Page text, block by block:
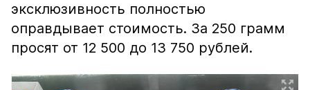
эксклюзивность полностью
оправдывает стоимость. За 250 грамм
просят от 12 500 до 13 750 рублей.